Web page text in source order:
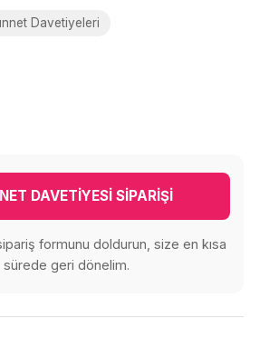
Davetiyeleri
DAVETİYESİ SİPARİŞİ
formunu doldurun, size en kısa
sürede geri dönelim.